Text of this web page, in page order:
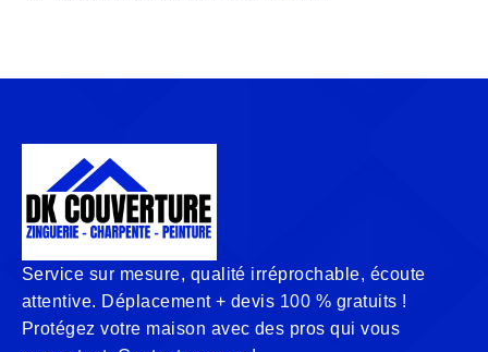
Service sur mesure, qualité irréprochable, écoute
attentive. Déplacement + devis 100 % gratuits !
Protégez votre maison avec des pros qui vous